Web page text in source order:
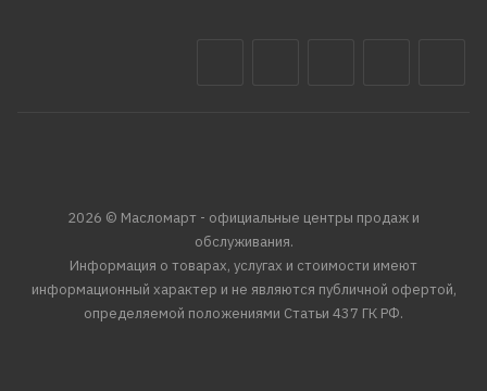
2026 © Масломарт - официальные центры продаж и
обслуживания.
Информация о товарах, услугах и стоимости имеют
информационный характер и не являются публичной офертой,
определяемой положениями Статьи 437 ГК РФ.